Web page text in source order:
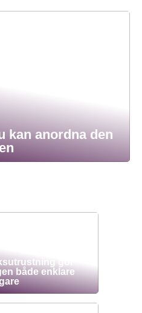
kan anordna den
gör
både enklare